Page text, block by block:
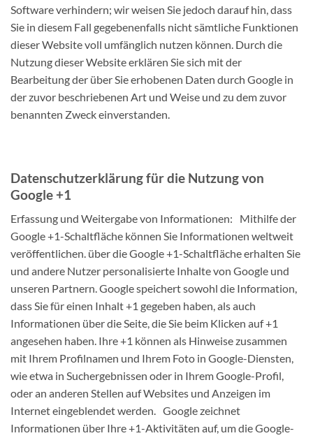
Software verhindern; wir weisen Sie jedoch darauf hin, dass
Sie in diesem Fall gegebenenfalls nicht sämtliche Funktionen
dieser Website voll umfänglich nutzen können. Durch die
Nutzung dieser Website erklären Sie sich mit der
Bearbeitung der über Sie erhobenen Daten durch Google in
der zuvor beschriebenen Art und Weise und zu dem zuvor
benannten Zweck einverstanden.
Datenschutzerklärung für die Nutzung von
Google +1
Erfassung und Weitergabe von Informationen: Mithilfe der
Google +1-Schaltfläche können Sie Informationen weltweit
veröffentlichen. über die Google +1-Schaltfläche erhalten Sie
und andere Nutzer personalisierte Inhalte von Google und
unseren Partnern. Google speichert sowohl die Information,
dass Sie für einen Inhalt +1 gegeben haben, als auch
Informationen über die Seite, die Sie beim Klicken auf +1
angesehen haben. Ihre +1 können als Hinweise zusammen
mit Ihrem Profilnamen und Ihrem Foto in Google-Diensten,
wie etwa in Suchergebnissen oder in Ihrem Google-Profil,
oder an anderen Stellen auf Websites und Anzeigen im
Internet eingeblendet werden. Google zeichnet
Informationen über Ihre +1-Aktivitäten auf, um die Google-